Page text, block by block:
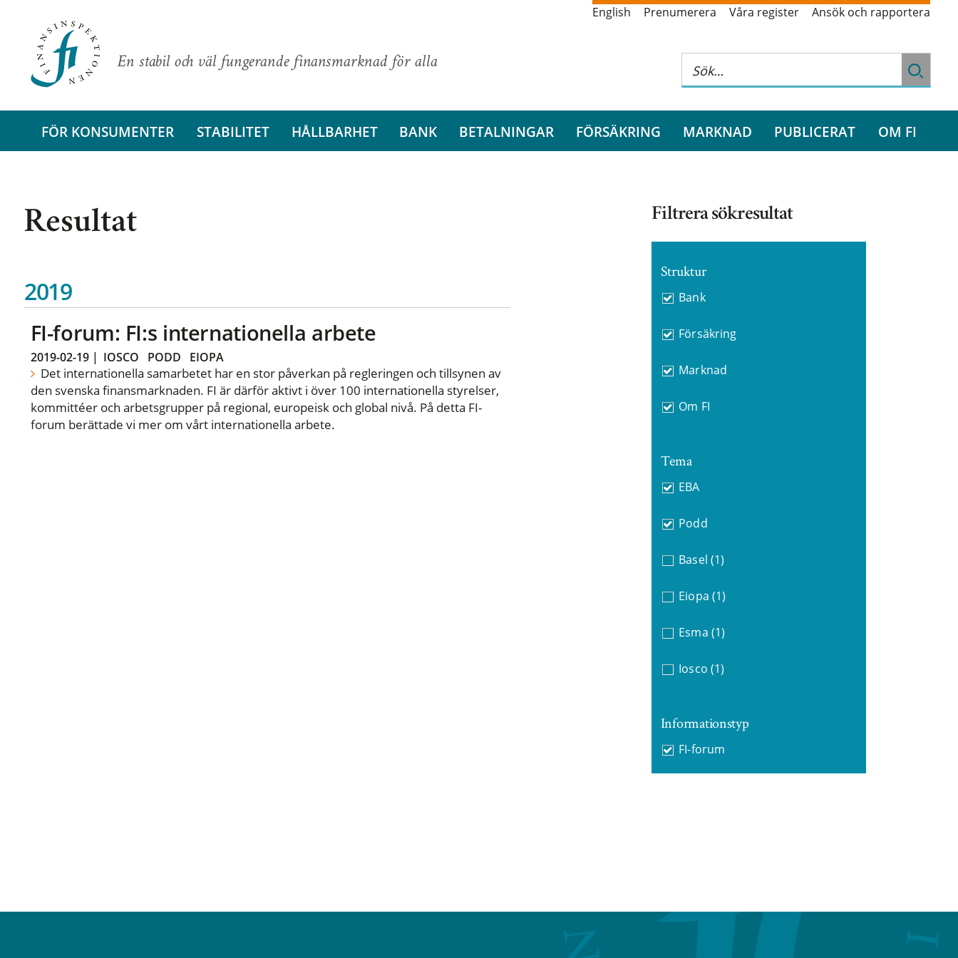
En stabil och väl fungerande finansmarknad för alla
English Prenumerera Våra register Ansök och rapportera
FÖR KONSUMENTER STABILITET HÅLLBARHET BANK BETALNINGAR FÖRSÄKRING MARKNAD PUBLICERAT OM FI
Resultat
2019
FI-forum: FI:s internationella arbete
2019-02-19| IOSCO PODD EIOPA
Det internationella samarbetet har en stor påverkan på regleringen och tillsynen av
den svenska finansmarknaden. FI är därför aktivt i över 100 internationella styrelser,
kommittéer och arbetsgrupper på regional, europeisk och global nivå. På detta FI-
forum berättade vi mer om vårt internationella arbete.
Filtrera sökresultat
Struktur
Bank
Försäkring
Marknad
Om FI
Tema
EBA
Podd
Basel (1)
Eiopa (1)
Esma (1)
Iosco (1)
Informationstyp
FI-forum